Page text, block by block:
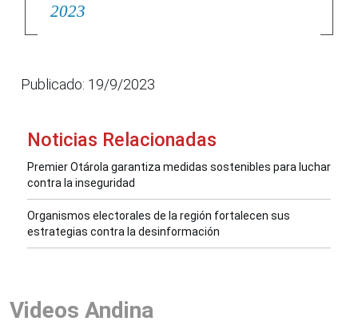
2023
Publicado: 19/9/2023
Noticias Relacionadas
Premier Otárola garantiza medidas sostenibles para luchar
contra la inseguridad
Organismos electorales de la región fortalecen sus
estrategias contra la desinformación
Videos Andina